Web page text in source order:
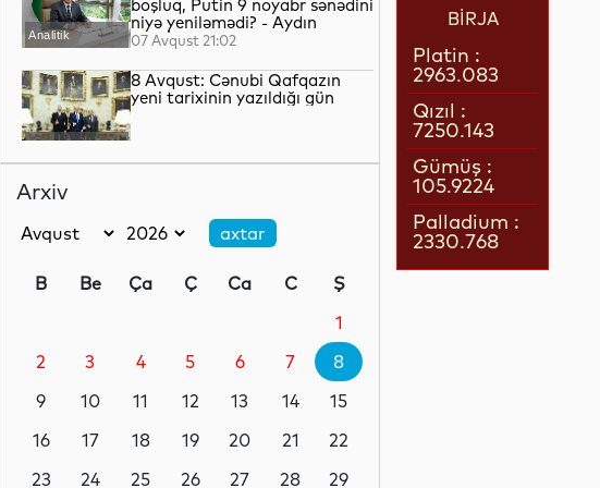
Analitik
boşluq, Putin 9 noyabr sənədini
niyə yeniləmədi? - Aydın
QULİYEV yazır...
07 Avqust 21:02
Siyasət
8 Avqust: Cənubi Qafqazın
yeni tarixinin yazıldığı gün
konturları
Siyasət
Paşinyan niyə üzr istəmişdi?
07 Avqust 20:41
Dünya
ÜST legioner xəstəliyinin
07 Avqust 20:17
Arxiv
B Be Ça Ç Ca C
Ş
1
2
3 4 5 6 7
8
9
10 11 12 13 14
15
16
17 18 19 20 21
22
23
24 25 26 27 28 29
BİRJA
Platin :
2963.083
Qızıl :
7250.143
Gümüş :
105.9224
Palladium :
2330.768